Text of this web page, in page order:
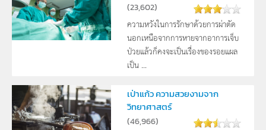
(23,602)
ความหวังในการรักษาด้วยการผ่าตัด
นอกเหนือจากการหายจากอาการเจ็บ
ป่วยแล้วก็คงจะเป็นเรื่องของรอยแผล
เป็น ...
เป่าแก้ว ความสวยงามจาก
วิทยาศาสตร์
(46,966)